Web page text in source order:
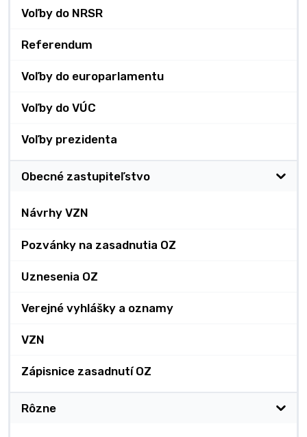
Voľby do NRSR
Referendum
Voľby do europarlamentu
Voľby do VÚC
Voľby prezidenta
Obecné zastupiteľstvo
Návrhy VZN
Pozvánky na zasadnutia OZ
Uznesenia OZ
Verejné vyhlášky a oznamy
VZN
Zápisnice zasadnutí OZ
Rôzne